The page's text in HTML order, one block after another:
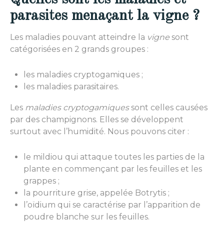
parasites menaçant la vigne ?
Les maladies pouvant atteindre la vigne sont
catégorisées en 2 grands groupes :
les maladies cryptogamiques ;
les maladies parasitaires.
Les maladies cryptogamiquessont celles causées
par des champignons. Elles se développent
surtout avec l’humidité. Nous pouvons citer :
le mildiou qui attaque toutes les parties de la
plante en commençant par les feuilles et les
grappes ;
la pourriture grise, appelée Botrytis ;
l’oïdium qui se caractérise par l’apparition de
poudre blanche sur les feuilles.